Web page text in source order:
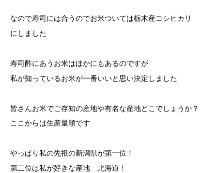
なので寿司には合うのでお米ついては栃木産コシヒカリ
にしました
寿司酢にあうお米はほかにもあるのですが
私が知っているお米が一番いいと思い決定しました
皆さんお米でご存知の産地や有名な産地どこでしょうか？
ここからは生産量順です
やっぱり私の先祖の新潟県が第一位！
第二位は私が好きな産地 北海道！